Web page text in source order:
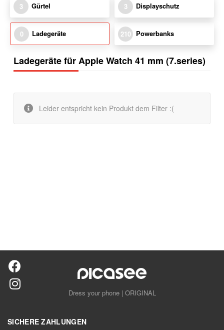
3 Gürtel 3 Displayschutz
0 Ladegeräte 210 Powerbanks
Ladegeräte für Apple Watch 41 mm (7.series)
Leider entspricht kein Produkt dem Filter :(
Dress your phone | ORIGINAL
SICHERE ZAHLUNGEN